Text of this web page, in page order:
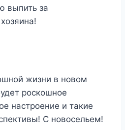
выпить за
жизни в новом
роскошное
настроение и такие
С новосельем!